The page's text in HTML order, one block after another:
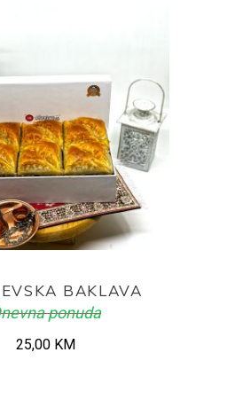
BAKLAVA
ponuda
25,00 KM